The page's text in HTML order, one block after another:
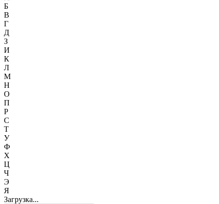
Б
В
Г
Д
З
И
К
Л
М
Н
О
П
Р
С
Т
У
Ф
Х
Ц
Ч
Э
Я
Загрузка...